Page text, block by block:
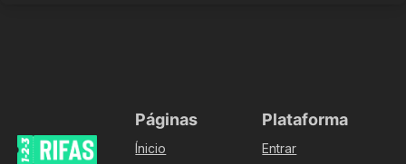
Páginas
Ínicio
Plataforma
Entrar